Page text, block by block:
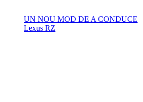
UN NOU MOD DE A CONDUCE
Lexus RZ